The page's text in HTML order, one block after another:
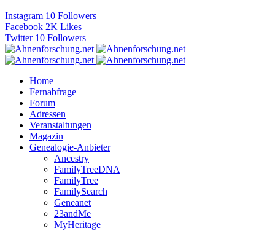
Instagram 10 Followers
Facebook 2K Likes
Twitter 10 Followers
Home
Fernabfrage
Forum
Adressen
Veranstaltungen
Magazin
Genealogie-Anbieter
Ancestry
FamilyTreeDNA
FamilyTree
FamilySearch
Geneanet
23andMe
MyHeritage